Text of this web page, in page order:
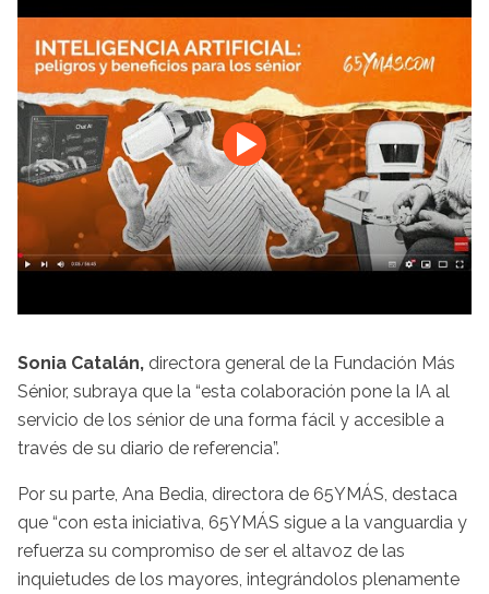
Sonia Catalán, directora general de la Fundación Más
Sénior, subraya que la “esta colaboración pone la IA al
servicio de los sénior de una forma fácil y accesible a
través de su diario de referencia”.
Por su parte, Ana Bedia, directora de 65YMÁS, destaca
que “con esta iniciativa, 65YMÁS sigue a la vanguardia y
refuerza su compromiso de ser el altavoz de las
inquietudes de los mayores, integrándolos plenamente